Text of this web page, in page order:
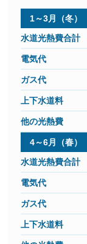
1～3月（冬）
4～6月（春）